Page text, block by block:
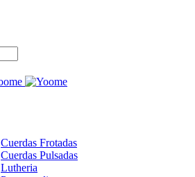
Cuerdas Frotadas
Cuerdas Pulsadas
Lutheria